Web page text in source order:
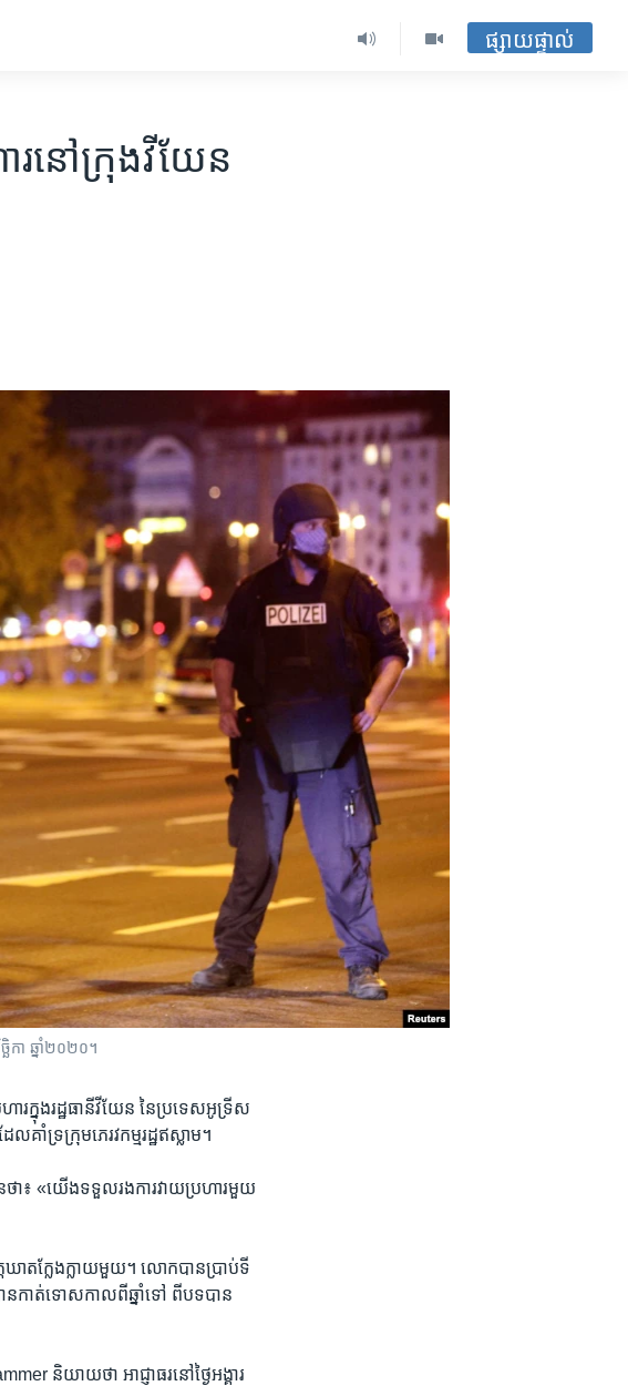
ផ្សាយផ្ទាល់
រ​​នៅ​​ក្រុង​វីយែន​​
កា ឆ្នាំ២០២០។
ារ​ក្នុង​រដ្ឋធានីវីយែន​ នៃ​ប្រទេស​អូទ្រីស​
ទ្រ​ក្រុម​ភេរវកម្ម​រដ្ឋ​ឥស្លាម។​
ថា៖ ​«យើងទទួល​រង​ការវាយ​ប្រហារមួយ​
ាត​ក្លែងក្លាយ​មួយ។​ លោក​បាន​ប្រាប់​ទី
ានកាត់ទោស​កាល​ពី​ឆ្នាំ​ទៅ ​ពី​បទ​បាន​
និយាយ​ថា​ ​អាជ្ញាធរ​នៅ​ថ្ងៃ​អង្គារ